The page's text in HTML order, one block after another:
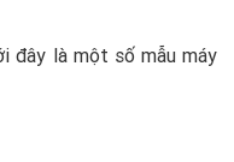
đây là một số mẫu máy